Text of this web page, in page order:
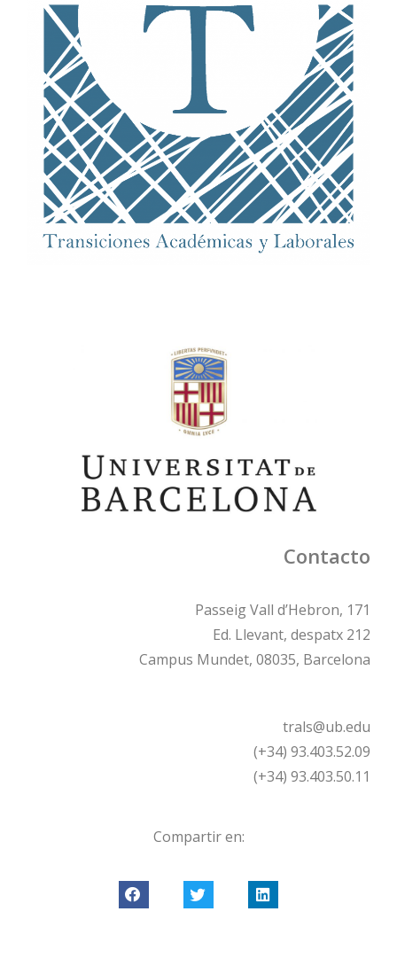
Contacto
Passeig Vall d’Hebron, 171
Ed. Llevant, despatx 212
Campus Mundet, 08035, Barcelona
trals@ub.edu
(+34) 93.403.52.09
(+34) 93.403.50.11
Compartir en: